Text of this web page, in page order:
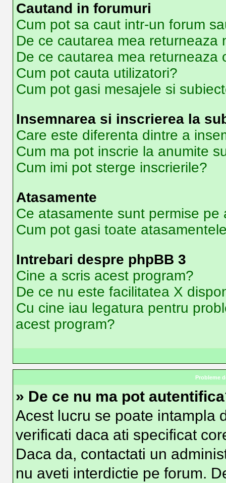
Cautand in forumuri
Cum pot sa caut intr-un forum
De ce cautarea mea returneaza
De ce cautarea mea returneaza
Cum pot cauta utilizatori?
Cum pot gasi mesajele si
Insemnarea si inscrierea la
Care este diferenta dintre a
Cum ma pot inscrie la anumite
Cum imi pot sterge inscrierile?
Atasamente
Ce atasamente sunt permise pe
Cum pot gasi toate
Intrebari despre phpBB 3
Cine a scris acest program?
De ce nu este facilitatea X
Cu cine iau legatura pentru
acest program?
Probleme
» De ce nu ma pot
Acest lucru se poate intampla
verificati daca ati specificat
Daca da, contactati un
nu aveti interdictie pe forum.